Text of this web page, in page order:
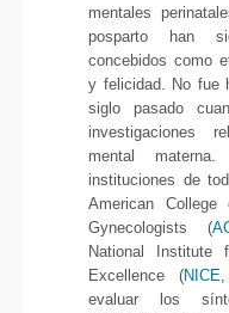
mentales
posparto han
concebidos como
y felicidad. No fue
siglo pasado
investigaciones
mental
instituciones de
American College
Gynecologists (
National Institute
Excellence (
evaluar los